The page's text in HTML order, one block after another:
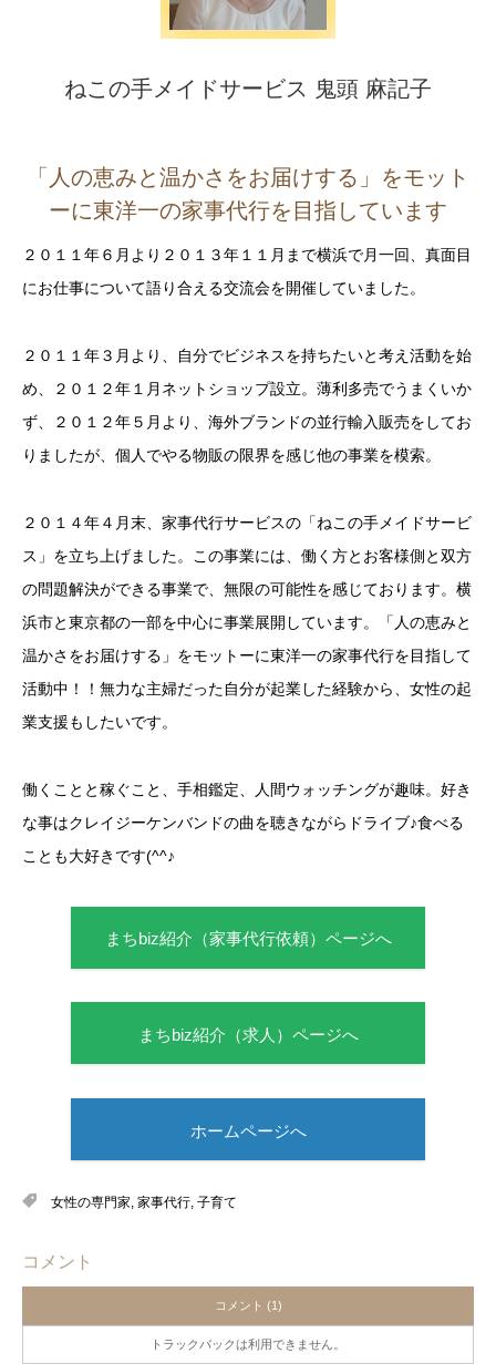
ねこの手メイドサービス 鬼頭 麻記子
「人の恵みと温かさをお届けする」をモット
ーに東洋一の家事代行を目指しています
２０１１年６月より２０１３年１１月まで横浜で月一回、真面目
にお仕事について語り合える交流会を開催していました。
２０１１年３月より、自分でビジネスを持ちたいと考え活動を始
め、２０１２年１月ネットショップ設立。薄利多売でうまくいか
ず、２０１２年５月より、海外ブランドの並行輸入販売をしてお
りましたが、個人でやる物販の限界を感じ他の事業を模索。
２０１４年４月末、家事代行サービスの「ねこの手メイドサービ
ス」を立ち上げました。この事業には、働く方とお客様側と双方
の問題解決ができる事業で、無限の可能性を感じております。横
浜市と東京都の一部を中心に事業展開しています。「人の恵みと
温かさをお届けする」をモットーに東洋一の家事代行を目指して
活動中！！無力な主婦だった自分が起業した経験から、女性の起
業支援もしたいです。
働くことと稼ぐこと、手相鑑定、人間ウォッチングが趣味。好き
な事はクレイジーケンバンドの曲を聴きながらドライブ♪食べる
ことも大好きです(^^♪
まちbiz紹介（家事代行依頼）ページへ
まちbiz紹介（求人）ページへ
ホームページへ
女性の専門家, 家事代行, 子育て
コメント
コメント (1)
トラックバックは利用できません。